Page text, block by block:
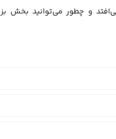
و چطور می‌توانید بخش